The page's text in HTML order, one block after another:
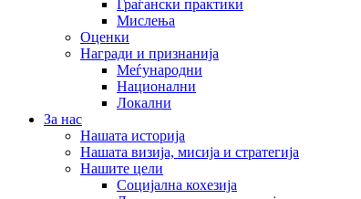
Граѓански практики
Мислења
Оценки
Награди и признанија
Меѓународни
Национални
Локални
За нас
Нашата историја
Нашата визија, мисија и стратегија
Нашите цели
Социјална кохезија